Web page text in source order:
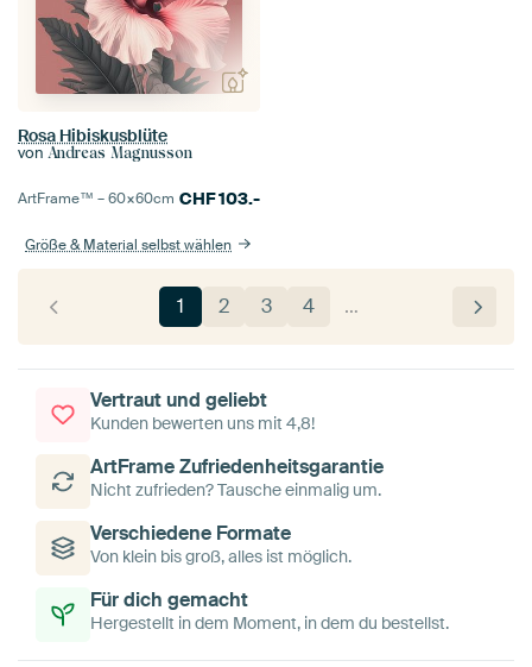
Rosa Hibiskusblüte
von Andreas Magnusson
ArtFrame™ –60×60cm CHF103.-
Größe & Material selbst wählen
1 2 3 4 …
Vertraut und geliebt
Kunden bewerten uns mit 4,8!
ArtFrame Zufriedenheitsgarantie
Nicht zufrieden? Tausche einmalig um.
Verschiedene Formate
Von klein bis groß, alles ist möglich.
Für dich gemacht
Hergestellt in dem Moment, in dem du bestellst.